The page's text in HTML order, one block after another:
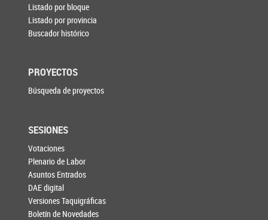
Listado por bloque
Listado por provincia
Buscador histórico
PROYECTOS
Búsqueda de proyectos
SESIONES
Votaciones
Plenario de Labor
Asuntos Entrados
DAE digital
Versiones Taquigráficas
Boletín de Novedades